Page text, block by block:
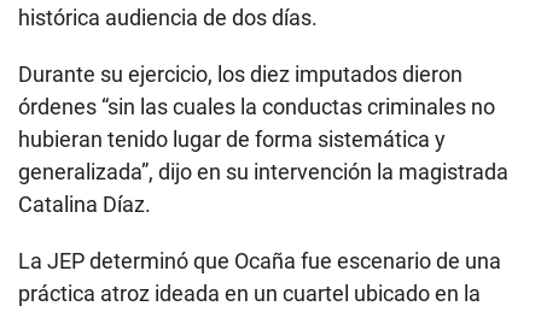
histórica audiencia de dos días.
Durante su ejercicio, los diez imputados dieron
órdenes “sin las cuales la conductas criminales no
hubieran tenido lugar de forma sistemática y
generalizada”, dijo en su intervención la magistrada
Catalina Díaz.
La JEP determinó que Ocaña fue escenario de una
práctica atroz ideada en un cuartel ubicado en la